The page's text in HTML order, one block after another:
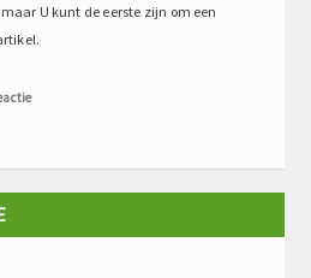
U kunt de eerste zijn om een